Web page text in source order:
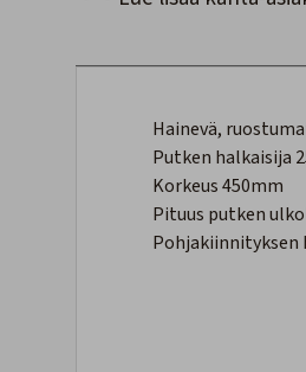
Hainevä,
Putken halkaisija
Korkeus 450mm
Pituus putken
Pohjakiinnityksen